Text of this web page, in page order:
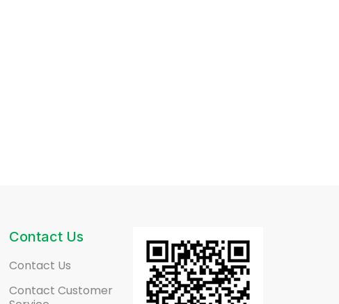
Contact Us
Contact Us
Contact Customer